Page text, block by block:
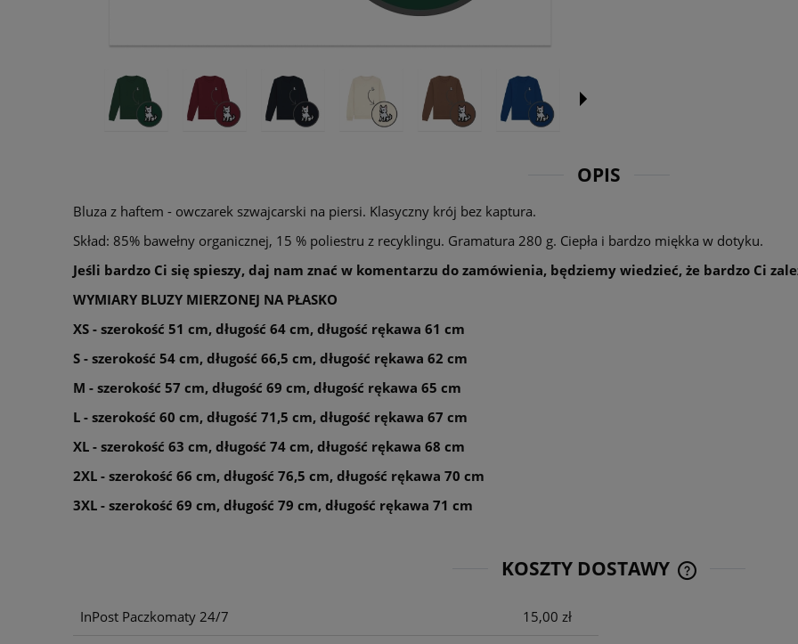
OPIS
Bluza z haftem - owczarek szwajcarski na piersi. Klasyczny krój bez kaptura.
Skład: 85% bawełny organicznej, 15 % poliestru z recyklingu. Gramatura 280 g. Ciepła i bardzo miękka w dotyku.
Jeśli bardzo Ci się spieszy, daj nam znać w komentarzu do zamówienia, będziemy wiedzieć, że bardzo Ci
WYMIARY BLUZY MIERZONEJ NA PŁASKO
XS - szerokość 51 cm, długość 64 cm, długość rękawa 61 cm
S - szerokość 54 cm, długość 66,5 cm, długość rękawa 62 cm
M - szerokość 57 cm, długość 69 cm, długość rękawa 65 cm
L - szerokość 60 cm, długość 71,5 cm, długość rękawa 67 cm
XL - szerokość 63 cm, długość 74 cm, długość rękawa 68 cm
2XL - szerokość 66 cm, długość 76,5 cm, długość rękawa 70 cm
3XL - szerokość 69 cm, długość 79 cm, długość rękawa 71 cm
KOSZTY DOSTAWY
InPost Paczkomaty 24/7 15,00 zł